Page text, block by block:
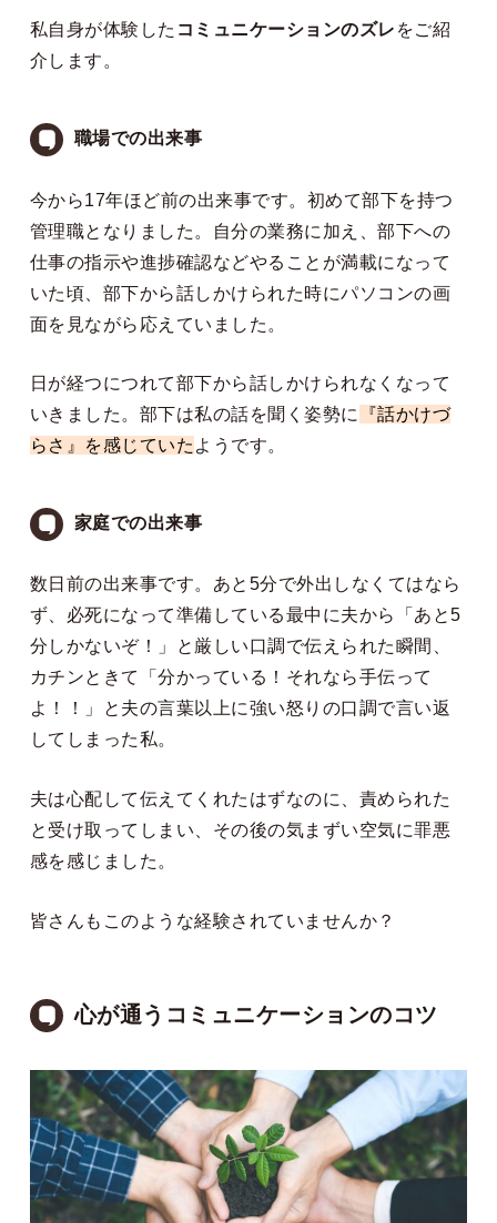
私自身が体験した コミュニケーションのズレ をご紹
介します。
職場での出来事
今から17年ほど前の出来事です。初めて部下を持つ
管理職となりました。自分の業務に加え、部下への
仕事の指示や進捗確認などやることが満載になって
いた頃、部下から話しかけられた時にパソコンの画
面を見ながら応えていました。
日が経つにつれて部下から話しかけられなくなって
いきました。部下は私の話を聞く姿勢に
『話かけづ
らさ』を感じていた ようです。
家庭での出来事
数日前の出来事です。あと5分で外出しなくてはなら
ず、必死になって準備している最中に夫から「あと5
分しかないぞ！」と厳しい口調で伝えられた瞬間、
カチンときて「分かっている！それなら手伝って
よ！！」と夫の言葉以上に強い怒りの口調で言い返
してしまった私。
夫は心配して伝えてくれたはずなのに、責められた
と受け取ってしまい、その後の気まずい空気に罪悪
感を感じました。
皆さんもこのような経験されていませんか？
心が通うコミュニケーションのコツ